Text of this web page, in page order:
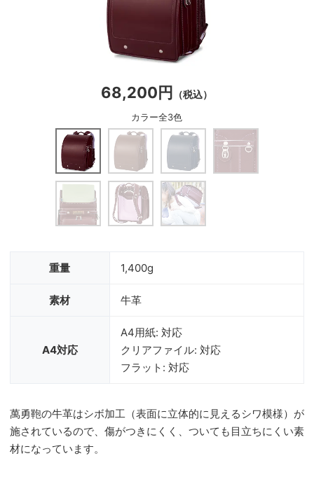
68,200円 （税込）
カラー全3色
重量 1,400g
素材 牛革
A4対応
A4用紙: 対応
クリアファイル: 対応
フラット: 対応
萬勇鞄の牛革はシボ加工（表面に立体的に見えるシワ模様）が
施されているので、傷がつきにくく、ついても目立ちにくい素
材になっています。